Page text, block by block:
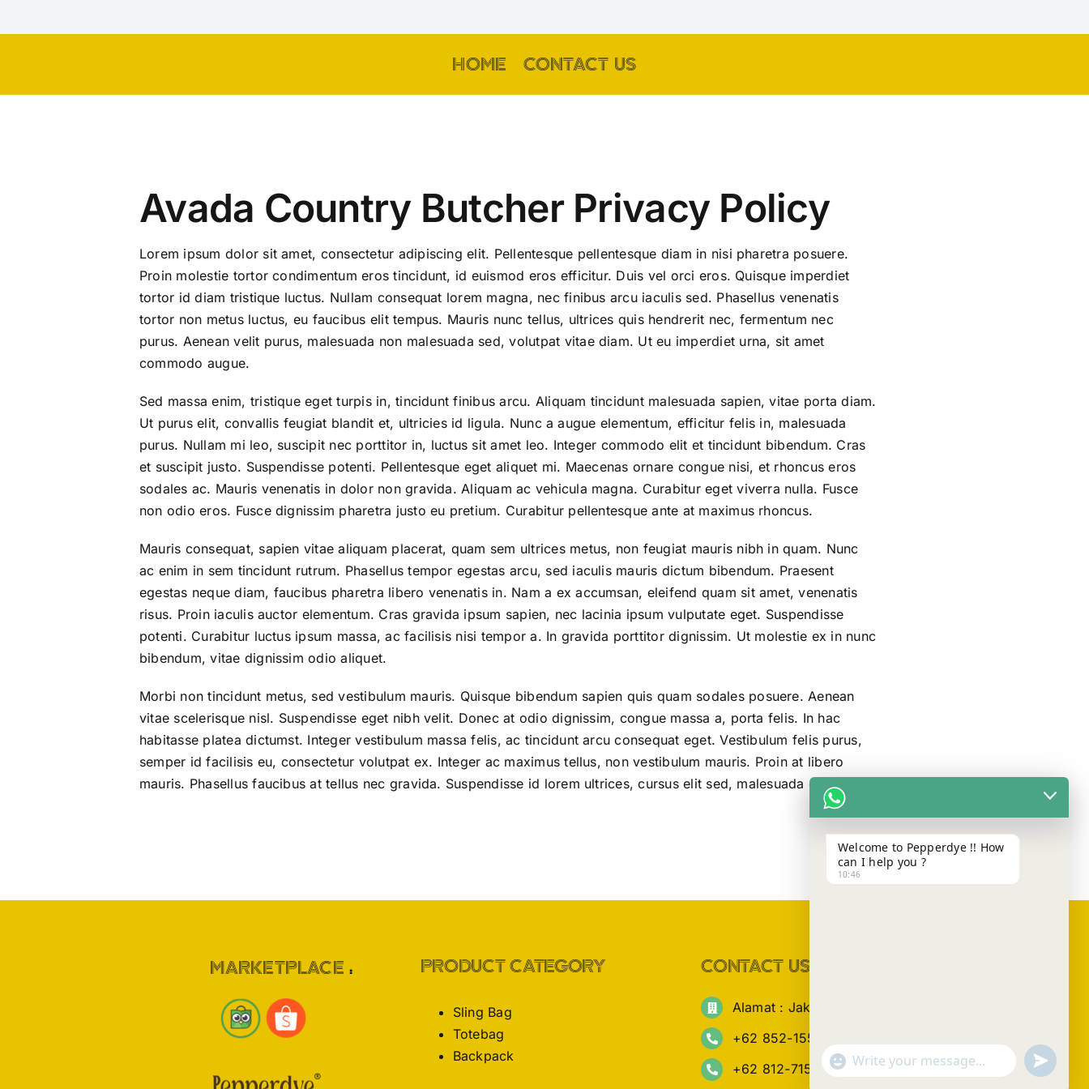
to
HOME CONTACT US
Avada Country Butcher Privacy Policy
Lorem ipsum dolor sit amet, consectetur adipiscing elit. Pellentesque pellentesque diam in nisi pharetra posuere.
Proin molestie tortor condimentum eros tincidunt, id euismod eros efficitur. Duis vel orci eros. Quisque imperdiet
tortor id diam tristique luctus. Nullam consequat lorem magna, nec finibus arcu iaculis sed. Phasellus venenatis
tortor non metus luctus, eu faucibus elit tempus. Mauris nunc tellus, ultrices quis hendrerit nec, fermentum nec
purus. Aenean velit purus, malesuada non malesuada sed, volutpat vitae diam. Ut eu imperdiet urna, sit amet
commodo augue.
Sed massa enim, tristique eget turpis in, tincidunt finibus arcu. Aliquam tincidunt malesuada sapien, vitae porta diam.
Ut purus elit, convallis feugiat blandit et, ultricies id ligula. Nunc a augue elementum, efficitur felis in, malesuada
purus. Nullam mi leo, suscipit nec porttitor in, luctus sit amet leo. Integer commodo elit et tincidunt bibendum. Cras
et suscipit justo. Suspendisse potenti. Pellentesque eget aliquet mi. Maecenas ornare congue nisi, et rhoncus eros
sodales ac. Mauris venenatis in dolor non gravida. Aliquam ac vehicula magna. Curabitur eget viverra nulla. Fusce
non odio eros. Fusce dignissim pharetra justo eu pretium. Curabitur pellentesque ante at maximus rhoncus.
Mauris consequat, sapien vitae aliquam placerat, quam sem ultrices metus, non feugiat mauris nibh in quam. Nunc
ac enim in sem tincidunt rutrum. Phasellus tempor egestas arcu, sed iaculis mauris dictum bibendum. Praesent
egestas neque diam, faucibus pharetra libero venenatis in. Nam a ex accumsan, eleifend quam sit amet, venenatis
risus. Proin iaculis auctor elementum. Cras gravida ipsum sapien, nec lacinia ipsum vulputate eget. Suspendisse
potenti. Curabitur luctus ipsum massa, ac facilisis nisi tempor a. In gravida porttitor dignissim. Ut molestie ex in nunc
bibendum, vitae dignissim odio aliquet.
Morbi non tincidunt metus, sed vestibulum mauris. Quisque bibendum sapien quis quam sodales posuere. Aenean
vitae scelerisque nisl. Suspendisse eget nibh velit. Donec at odio dignissim, congue massa a, porta felis. In hac
habitasse platea dictumst. Integer vestibulum massa felis, ac tincidunt arcu consequat eget. Vestibulum felis purus,
semper id facilisis eu, consectetur volutpat ex. Integer ac maximus tellus, non vestibulum mauris. Proin at libero
mauris. Phasellus faucibus at tellus nec gravida. Suspendisse id lorem ultrices, cursus elit sed, malesuada dui.
MARKETPLACE: PRODUCT CATEGORY
Sling Bag
Totebag
Backpack
CONTACT US
Alamat : Jakarta Barat
+62 852-1556-2846 (Admin 1)
+62 812-7158-2042 (Admin 2)
Welcome to Pepperdye !! How
can I help you ?
10:46
Show
Emojis
undefined